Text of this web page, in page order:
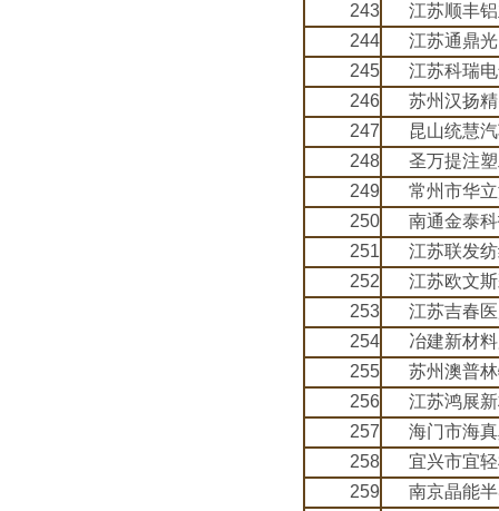
243
江苏顺丰
244
江苏通鼎
245
江苏科瑞
246
苏州汉扬
247
昆山统慧
248
圣万提注
249
常州市华
250
南通金泰
251
江苏联发
252
江苏欧文
253
江苏吉春
254
冶建新材
255
苏州澳普
256
江苏鸿展
257
海门市海
258
宜兴市宜
259
南京晶能